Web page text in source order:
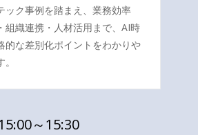
ック事例を踏まえ、業務効率
組織連携・人材活用まで、AI時
的な差別化ポイントをわかりや
～15:30